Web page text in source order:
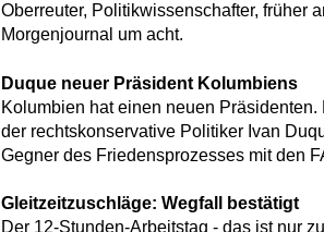
Oberreuter, Politikwissenschafter, früher
Morgenjournal um acht.
Duque neuer Präsident Kolumbiens
Kolumbien hat einen neuen
der rechtskonservative Politiker Ivan
Gegner des Friedensprozesses mit den
Gleitzeitzuschläge: Wegfall bestätigt
Der 12-Stunden-Arbeitstag - das ist nur